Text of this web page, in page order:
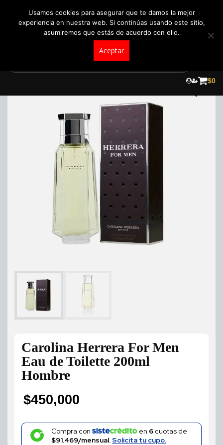
$0
Carolina Herrera For Men
Eau de Toilette 200ml
Hombre
$450,000
Compra con en 6cuotas de
$91.469/mensual.Solicita tu cupo.
Usamos cookies para asegurar que te damos la mejor
experiencia en nuestra web. Si continúas usando este sitio,
asumiremos que estás de acuerdo con ello.
Aceptar